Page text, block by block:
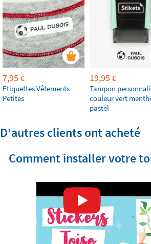
7,95 €
Etiquettes Vêtements
Petites
19,95 €
Tampon
couleur vert
pastel
D'autres clients ont acheté
Comment installer votre